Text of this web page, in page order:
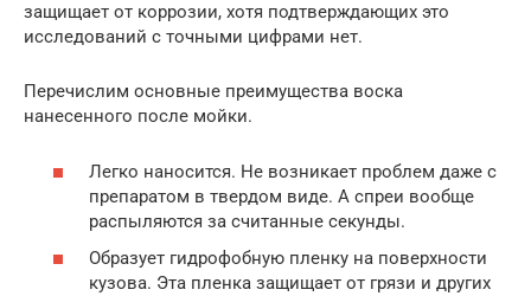
защищает от коррозии, хотя подтверждающих это
исследований с точными цифрами нет.
Перечислим основные преимущества воска
нанесенного после мойки.
Легко наносится. Не возникает проблем даже с
препаратом в твердом виде. А спреи вообще
распыляются за считанные секунды.
Образует гидрофобную пленку на поверхности
кузова. Эта пленка защищает от грязи и других